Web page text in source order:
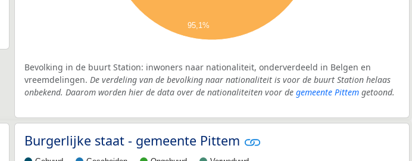
95,1%
Bevolking in de buurt Station: inwoners naar nationaliteit, onderverdeeld in Belgen en
vreemdelingen. De verdeling van de bevolking naar nationaliteit is voor de buurt Station helaas
onbekend. Daarom worden hier de data over de nationaliteiten voor de gemeente Pittem getoond.
Burgerlijke staat - gemeente Pittem